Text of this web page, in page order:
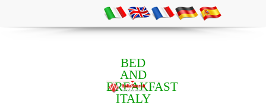
BED
AND
BREAKFAST
ITALY